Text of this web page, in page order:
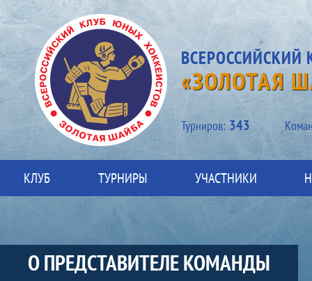
«ЗОЛОТАЯ
Турниров: 343
КЛУБ ТУРНИРЫ УЧАСТНИКИ
О ПРЕДСТАВИТЕЛЕ КОМАНДЫ